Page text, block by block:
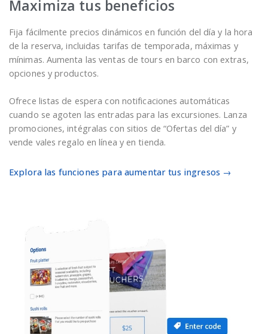
Maximiza tus beneficios
Fija fácilmente precios dinámicos en función del día y la hora
de la reserva, incluidas tarifas de temporada, máximas y
mínimas. Aumenta las ventas de tours en barco con extras,
opciones y productos.
Ofrece listas de espera con notificaciones automáticas
cuando se agoten las entradas para las excursiones. Lanza
promociones, intégralas con sitios de “Ofertas del día” y
vende vales regalo en línea y en tienda.
Explora las funciones para aumentar tus ingresos →